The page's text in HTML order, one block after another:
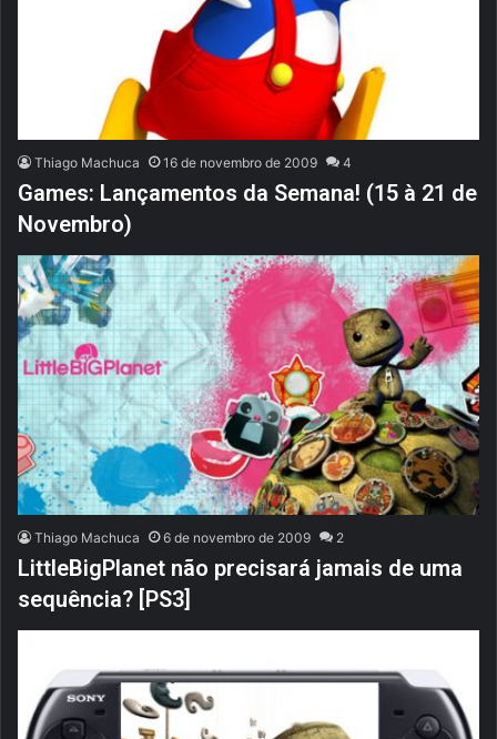
Thiago Machuca 16 de novembro de 2009 4
Games: Lançamentos da Semana! (15 à 21 de
Novembro)
Thiago Machuca 6 de novembro de 2009 2
LittleBigPlanet não precisará jamais de uma
sequência? [PS3]